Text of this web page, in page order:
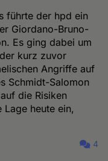
führte der hpd ein
Giordano-Bruno-
Es ging dabei um
kurz zuvor
Angriffe auf
Schmidt-Salomon
die Risiken
heute ein,
4